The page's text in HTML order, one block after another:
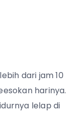
dari jam 10
harinya.
lelap di